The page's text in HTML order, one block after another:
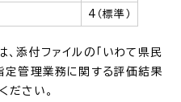
4（標準）
添付ファイルの「いわて県民
定管理業務に関する評価結果
ださい。